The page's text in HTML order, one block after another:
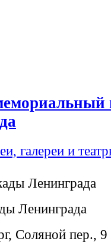
галереи и
Ленинграда
Соляной пер., 9